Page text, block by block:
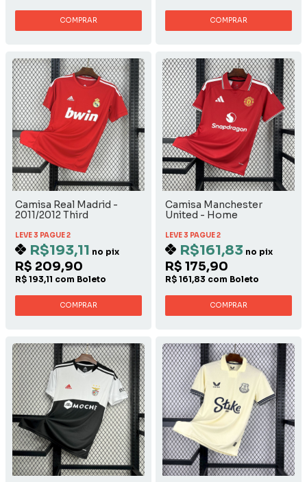
COMPRAR COMPRAR
Camisa Real Madrid -
2011/2012 Third
LEVE 3 PAGUE 2
R$193,11 no pix
R$ 209,90
R$ 193,11 com Boleto
COMPRAR
Camisa Manchester
United - Home
LEVE 3 PAGUE 2
R$161,83 no pix
R$ 175,90
R$ 161,83 com Boleto
COMPRAR